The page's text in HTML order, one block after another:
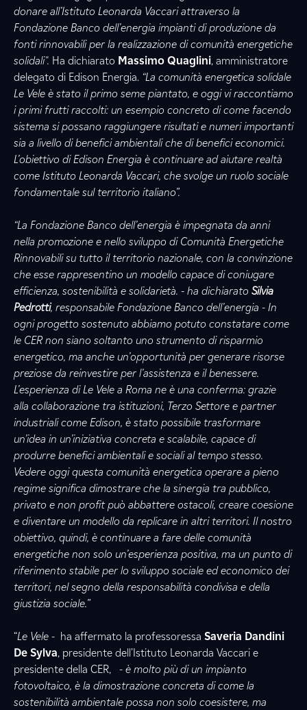
donare all’Istituto Leonarda Vaccari attraverso la
Fondazione Banco dell’energia impianti di produzione da
fonti rinnovabili per la realizzazione di comunità energetiche
solidali". Ha dichiarato Massimo Quaglini, amministratore
delegato di Edison Energia. “La comunità energetica solidale
Le Vele è stato il primo seme piantato, e oggi vi raccontiamo
i primi frutti raccolti: un esempio concreto di come facendo
sistema si possano raggiungere risultati e numeri importanti
sia a livello di benefici ambientali che di benefici economici.
L’obiettivo di Edison Energia è continuare ad aiutare realtà
come Istituto Leonarda Vaccari, che svolge un ruolo sociale
fondamentale sul territorio italiano”.
“La Fondazione Banco dell’energia è impegnata da anni
nella promozione e nello sviluppo di Comunità Energetiche
Rinnovabili su tutto il territorio nazionale, con la convinzione
che esse rappresentino un modello capace di coniugare
efficienza, sostenibilità e solidarietà. - ha dichiarato Silvia
Pedrotti, responsabile Fondazione Banco dell’energia - In
ogni progetto sostenuto abbiamo potuto constatare come
le CER non siano soltanto uno strumento di risparmio
energetico, ma anche un’opportunità per generare risorse
preziose da reinvestire per l’assistenza e il benessere.
L’esperienza di Le Vele a Roma ne è una conferma: grazie
alla collaborazione tra istituzioni, Terzo Settore e partner
industriali come Edison, è stato possibile trasformare
un’idea in un’iniziativa concreta e scalabile, capace di
produrre benefici ambientali e sociali al tempo stesso.
Vedere oggi questa comunità energetica operare a pieno
regime significa dimostrare che la sinergia tra pubblico,
privato e non profit può abbattere ostacoli, creare coesione
e diventare un modello da replicare in altri territori. Il nostro
obiettivo, quindi, è continuare a fare delle comunità
energetiche non solo un’esperienza positiva, ma un punto di
riferimento stabile per lo sviluppo sociale ed economico dei
territori, nel segno della responsabilità condivisa e della
giustizia sociale.”
“Le Vele - ha affermato la professoressa Saveria Dandini
De Sylva, presidente dell’Istituto Leonarda Vaccari e
presidente della CER, - è molto più di un impianto
fotovoltaico, è la dimostrazione concreta di come la
sostenibilità ambientale possa non solo coesistere, ma